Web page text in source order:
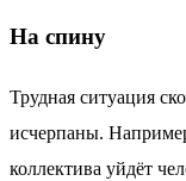
На спину
Трудная ситуация
исчерпаны.
коллектива уйдёт